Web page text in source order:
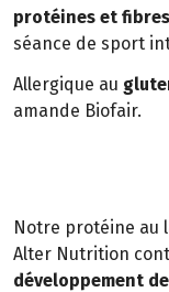
protéines et fibres
séance de sport
Allergique au
amande Biofair.
Notre protéine au
Alter Nutrition
développement